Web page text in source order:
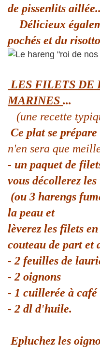
de pissenlits
Délicieux
pochés et du
LES FILETS DE
MARINES ...
(une recette
Ce plat se
n'en sera que
- un paquet de
vous décollerez les
(ou 3 harengs
la peau et
lèverez les filets
couteau de part et
- 2 feuilles de
- 2 oignons
- 1 cuillerée à
- 2 dl d'huile.
Epluchez les